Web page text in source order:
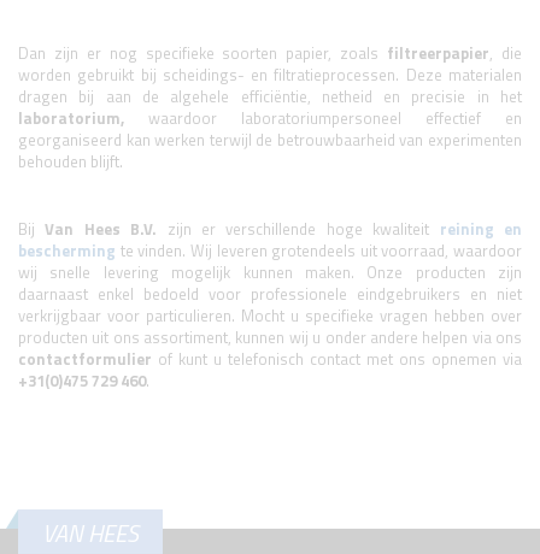
Dan zijn er nog specifieke soorten papier, zoals filtreerpapier, die
worden gebruikt bij scheidings- en filtratieprocessen. Deze materialen
dragen bij aan de algehele efficiëntie, netheid en precisie in het
laboratorium, waardoor laboratoriumpersoneel effectief en
georganiseerd kan werken terwijl de betrouwbaarheid van experimenten
behouden blijft.
BijVan Hees B.V. zijn er verschillende hoge kwaliteit reining en
bescherming te vinden. Wij leveren grotendeels uit voorraad, waardoor
wij snelle levering mogelijk kunnen maken. Onze producten zijn
daarnaast enkel bedoeld voor professionele eindgebruikers en niet
verkrijgbaar voor particulieren. Mocht u specifieke vragen hebben over
producten uit ons assortiment, kunnen wij u onder andere helpen via ons
contactformulier of kunt u telefonisch contact met ons opnemen via
+31(0)475 729 460.
VAN HEES